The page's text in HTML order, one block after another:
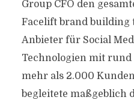
Group CFO den
Facelift brand building
Anbieter für Social
Technologien mit
mehr als 2.000
begleitete maßgeblich